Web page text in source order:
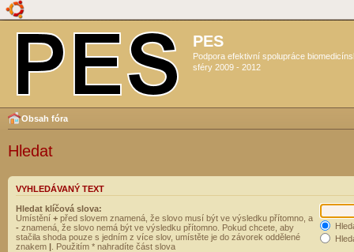
PES
Podpora efektivní spolupráce
sféry 2009 - 2012
Obsah fóra
Hledat
VYHLEDÁVANÝ TEXT
Hledat klíčová slova:
Umístění + před slovem znamená, že slovo musí být ve výsledku přítomno, a
- znamená, že slovo nemá být ve výsledku přítomno. Pokud chcete, aby
stačila shoda pouze s jedním z více slov, umístěte je do závorek oddělené
znakem | . Použitím * nahradíte část slova